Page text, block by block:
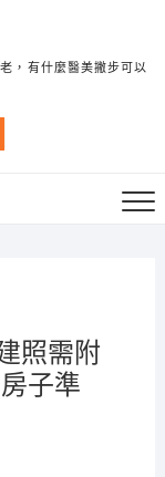
，有什麼醫美撇步可以
照需附
子準